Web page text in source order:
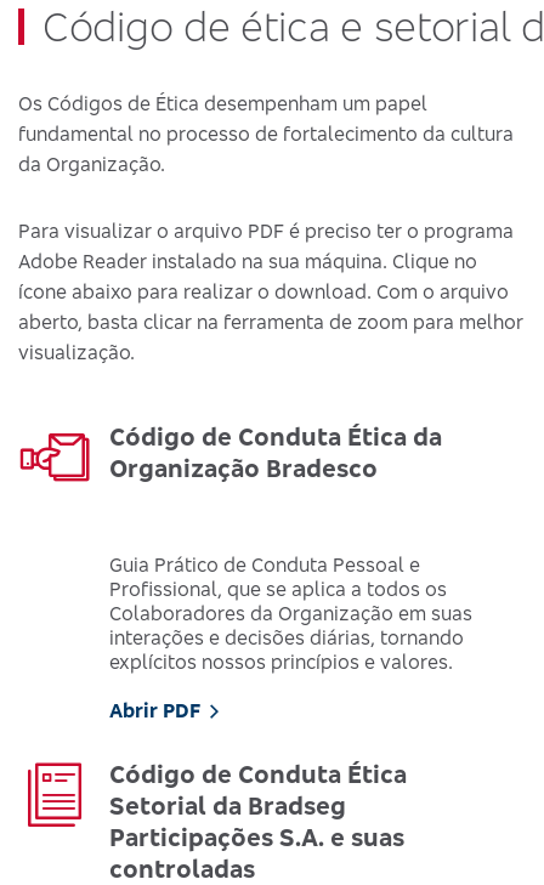
Código de ética e setorial
Os Códigos de Ética desempenham um papel
fundamental no processo de fortalecimento da cultura
da Organização.
Para visualizar o arquivo PDF é preciso ter o programa
Adobe Reader instalado na sua máquina. Clique no
ícone abaixo para realizar o download. Com o arquivo
aberto, basta clicar na ferramenta de zoom para melhor
visualização.
Código de Conduta Ética da
Organização Bradesco
Guia Prático de Conduta Pessoal e
Profissional, que se aplica a todos os
Colaboradores da Organização em suas
interações e decisões diárias, tornando
explícitos nossos princípios e valores.
Abrir PDF
Código de Conduta Ética
Setorial da Bradseg
Participações S.A. e suas
controladas